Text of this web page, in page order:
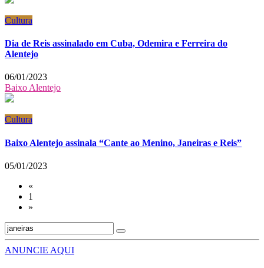
Cultura
Dia de Reis assinalado em Cuba, Odemira e Ferreira do
Alentejo
06/01/2023
Baixo Alentejo
Cultura
Baixo Alentejo assinala “Cante ao Menino, Janeiras e Reis”
05/01/2023
«
1
»
ANUNCIE AQUI